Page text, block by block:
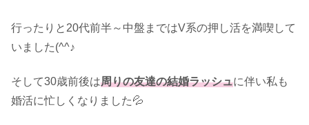
行ったりと20代前半～中盤まではV系の押し活を満喫して
いました(^^♪
そして30歳前後は周りの友達の結婚ラッシュに伴い私も
婚活に忙しくなりました💦